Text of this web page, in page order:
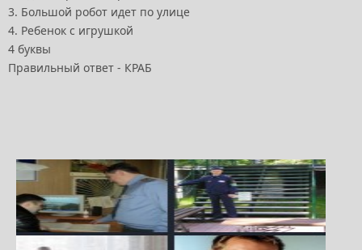
3. Большой робот идет по улице
4. Ребенок с игрушкой
4 буквы
Правильный ответ - КРАБ